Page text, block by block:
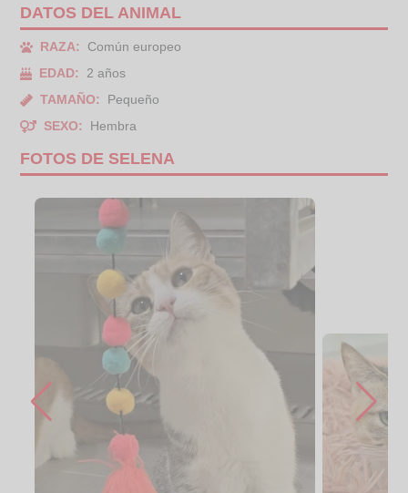
DATOS DEL ANIMAL
RAZA:
Común europeo
EDAD:
2 años
TAMAÑO:
Pequeño
SEXO:
Hembra
FOTOS DE SELENA